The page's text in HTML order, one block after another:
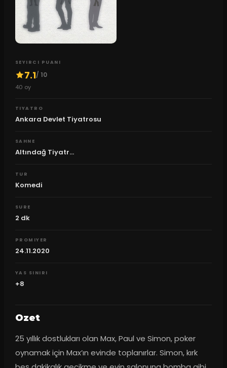
SEYIRCI PUANI
7.1/ 10
40 oy
TIYATRO
Ankara Devlet Tiyatrosu
SAHNE
Altındağ Tiyatr...
TUR
Komedi
SURE
2 dk
PROMIYER
24.11.2020
YAS SINIRI
+8
Ozet
25 yıllık dostlukları olan Max, Paul ve Simon, poker
oynamak için Max’ın evinde toplanırlar. Simon, kırk